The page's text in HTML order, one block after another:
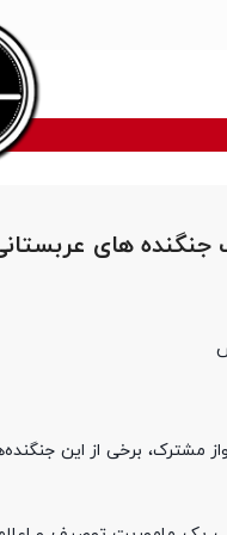
جنگنده‌ های
مشترک، برخی از این